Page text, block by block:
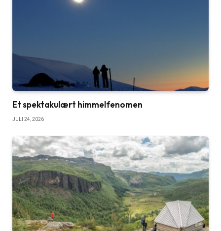
Et spektakulært himmelfenomen
JULI 24, 2026